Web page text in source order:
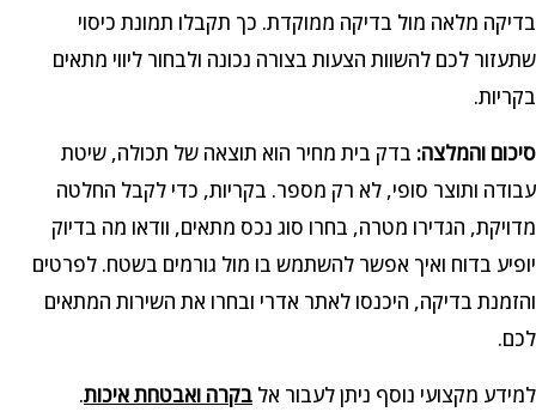
בדיקה מלאה מול בדיקה ממוקדת. כך תקבלו תמונת כיסוי
שתעזור לכם להשוות הצעות בצורה נכונה ולבחור ליווי מתאים
בקריות.
סיכום והמלצה: בדק בית מחיר הוא תוצאה של תכולה, שיטת
עבודה ותוצר סופי, לא רק מספר. בקריות, כדי לקבל החלטה
מדויקת, הגדירו מטרה, בחרו סוג נכס מתאים, וודאו מה בדיוק
יופיע בדוח ואיך אפשר להשתמש בו מול גורמים בשטח. לפרטים
והזמנת בדיקה, היכנסו לאתר אדרי ובחרו את השירות המתאים
לכם.
למידע מקצועי נוסף ניתן לעבור אל בקרה ואבטחת איכות.